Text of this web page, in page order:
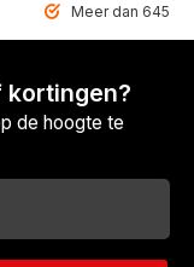
Meer dan 6459
kortingen?
de hoogte te